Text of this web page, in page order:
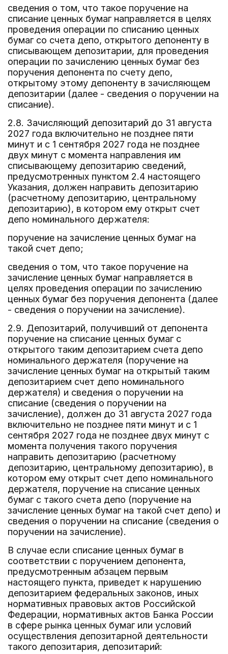
сведения о том, что такое поручение на
списание ценных бумаг направляется в целях
проведения операции по списанию ценных
бумаг со счета депо, открытого депоненту в
списывающем депозитарии, для проведения
операции по зачислению ценных бумаг без
поручения депонента по счету депо,
открытому этому депоненту в зачисляющем
депозитарии (далее - сведения о поручении на
списание).
2.8. Зачисляющий депозитарий до 31 августа
2027 года включительно не позднее пяти
минут и с 1 сентября 2027 года не позднее
двух минут с момента направления им
списывающему депозитарию сведений,
предусмотренных пунктом 2.4 настоящего
Указания, должен направить депозитарию
(расчетному депозитарию, центральному
депозитарию), в котором ему открыт счет
депо номинального держателя:
поручение на зачисление ценных бумаг на
такой счет депо;
сведения о том, что такое поручение на
зачисление ценных бумаг направляется в
целях проведения операции по зачислению
ценных бумаг без поручения депонента (далее
- сведения о поручении на зачисление).
2.9. Депозитарий, получивший от депонента
поручение на списание ценных бумаг с
открытого таким депозитарием счета депо
номинального держателя (поручение на
зачисление ценных бумаг на открытый таким
депозитарием счет депо номинального
держателя) и сведения о поручении на
списание (сведения о поручении на
зачисление), должен до 31 августа 2027 года
включительно не позднее пяти минут и с 1
сентября 2027 года не позднее двух минут с
момента получения такого поручения
направить депозитарию (расчетному
депозитарию, центральному депозитарию), в
котором ему открыт счет депо номинального
держателя, поручение на списание ценных
бумаг с такого счета депо (поручение на
зачисление ценных бумаг на такой счет депо) и
сведения о поручении на списание (сведения о
поручении на зачисление).
В случае если списание ценных бумаг в
соответствии с поручением депонента,
предусмотренным абзацем первым
настоящего пункта, приведет к нарушению
депозитарием федеральных законов, иных
нормативных правовых актов Российской
Федерации, нормативных актов Банка России
в сфере рынка ценных бумаг или условий
осуществления депозитарной деятельности
такого депозитария, депозитарий: